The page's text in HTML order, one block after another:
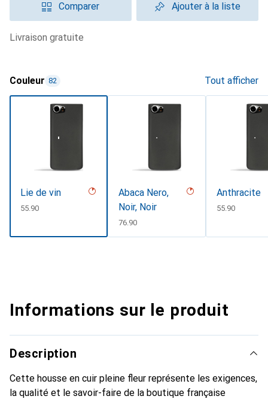
Comparer Ajouter à la liste
livraison gratuite
Couleur 82 Tout afficher
Lie de vin
CHF
55.90
Abaca Nero,
Noir, Noir
CHF
76.90
Anthracite
CHF
55.90
Informations sur le produit
Description
Cette housse en cuir pleine fleur représente les exigences,
la qualité et le savoir-faire de la boutique française